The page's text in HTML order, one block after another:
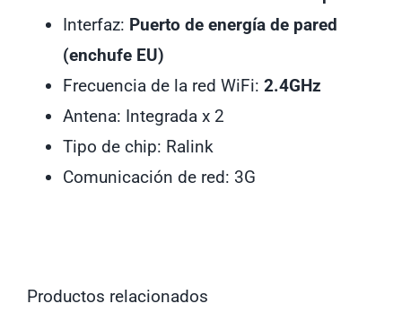
Interfaz: Puerto de energía de pared
(enchufe EU)
Frecuencia de la red WiFi: 2.4GHz
Antena: Integrada x 2
Tipo de chip: Ralink
Comunicación de red: 3G